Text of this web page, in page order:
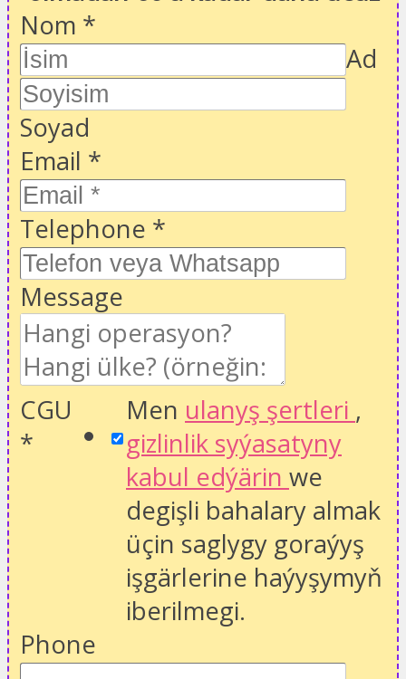
Nom *
Ad
Soyad
Email *
Telephone *
Message
CGU
*
Men ulanyş şertleri ,
gizlinlik syýasatyny
kabul edýärin we
degişli bahalary almak
üçin saglygy goraýyş
işgärlerine haýyşymyň
iberilmegi.
Phone